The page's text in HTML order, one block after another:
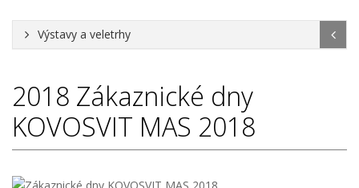
Výstavy a veletrhy
2018 Zákaznické dny
KOVOSVIT MAS 2018